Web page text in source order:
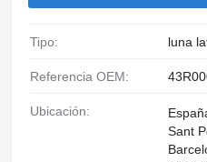
Tipo: luna
Referencia OEM:
Ubicación:
Sant